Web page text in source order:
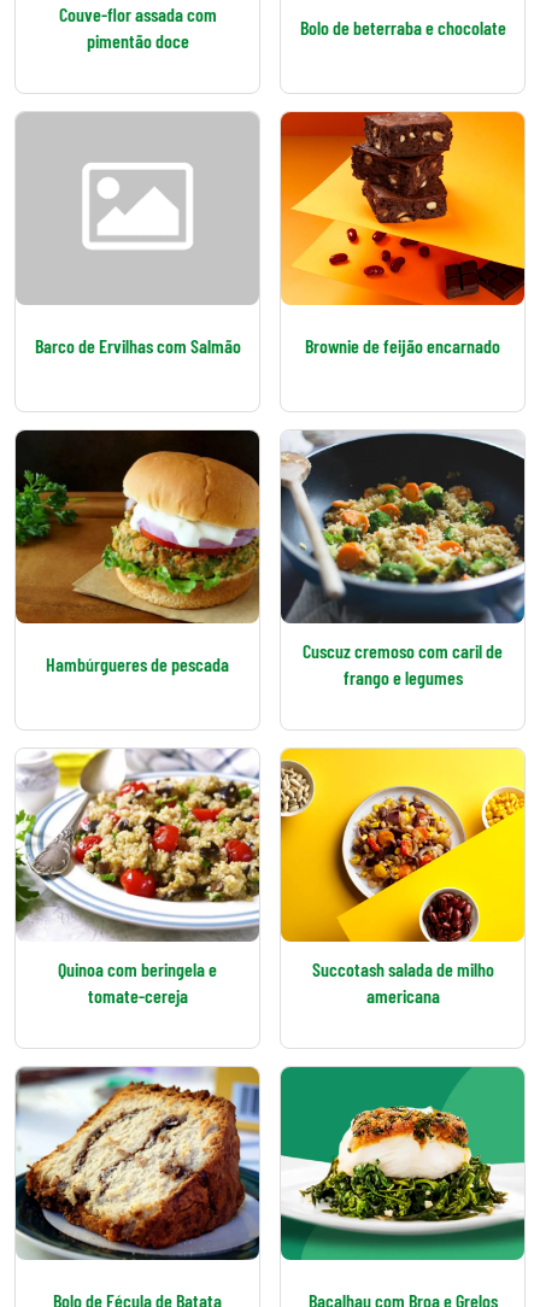
Couve-flor assada com
pimentão doce
Bolo de beterraba e chocolate
Barco de Ervilhas com Salmão Brownie de feijão encarnado
Hambúrgueres de pescada
Cuscuz cremoso com caril de
frango e legumes
Quinoa com beringela e
tomate-cereja
Succotash salada de milho
americana
Bolo de Fécula de Batata Bacalhau com Broa e Grelos